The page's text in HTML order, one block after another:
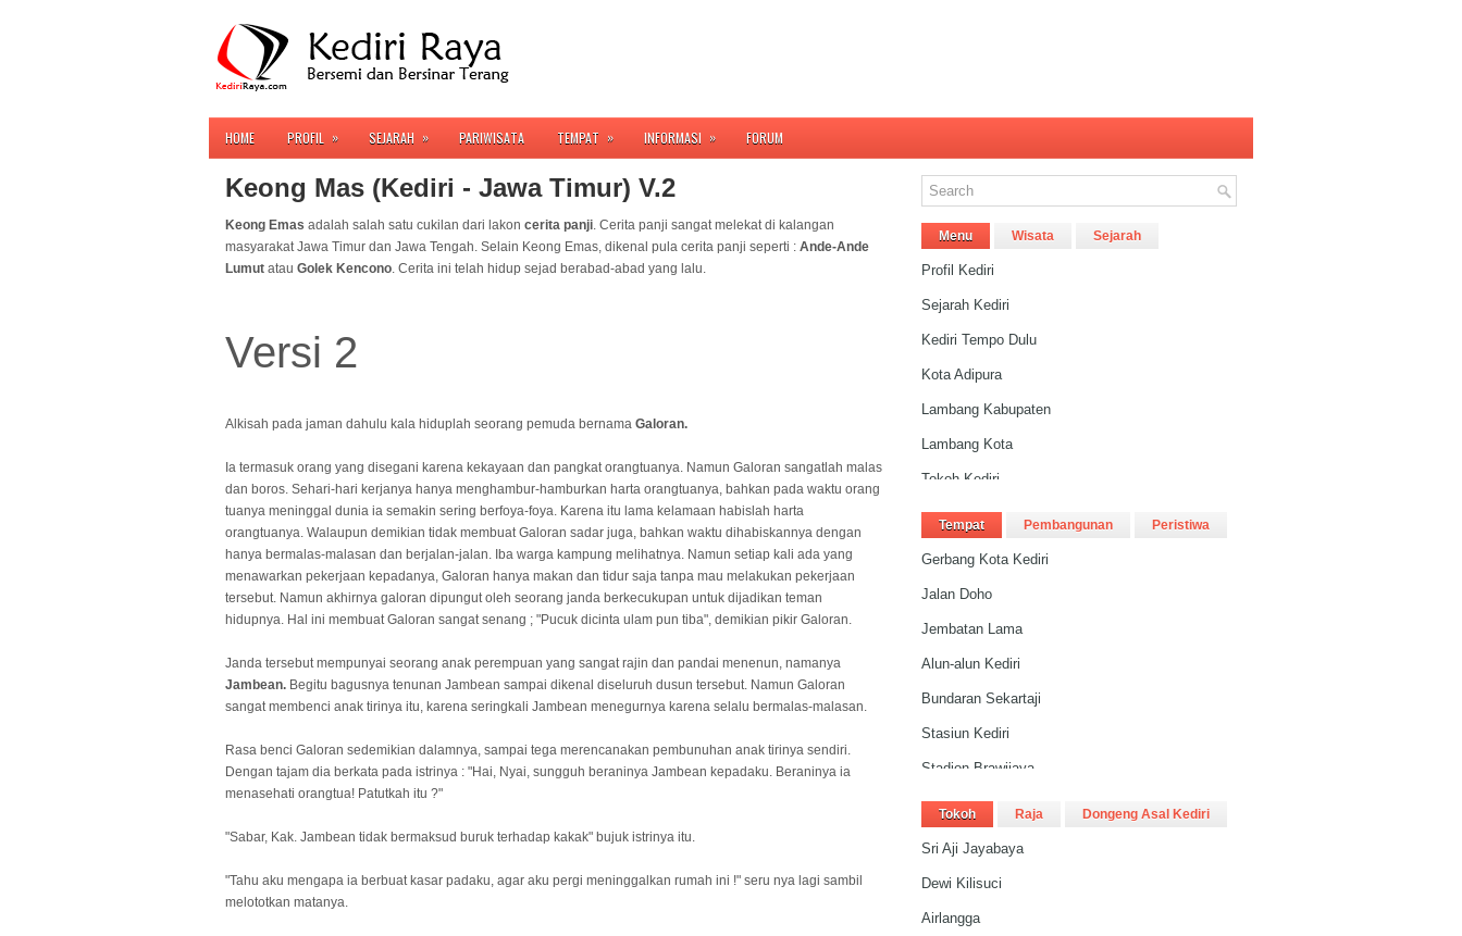
HOME PROFIL » SEJARAH » PARIWISATA TEMPAT » INFORMASI » FORUM
Keong Mas (Kediri - Jawa Timur) V.2
Keong Emas adalah salah satu cukilan dari lakon cerita panji. Cerita panji sangat melekat di kalangan
masyarakat Jawa Timur dan Jawa Tengah. Selain Keong Emas, dikenal pula cerita panji seperti : Ande-Ande
Lumut atau Golek Kencono. Cerita ini telah hidup sejad berabad-abad yang lalu.
Versi 2
Alkisah pada jaman dahulu kala hiduplah seorang pemuda bernama Galoran.
Ia termasuk orang yang disegani karena kekayaan dan pangkat orangtuanya. Namun Galoran sangatlah malas
dan boros. Sehari-hari kerjanya hanya menghambur-hamburkan harta orangtuanya, bahkan pada waktu orang
tuanya meninggal dunia ia semakin sering berfoya-foya. Karena itu lama kelamaan habislah harta
orangtuanya. Walaupun demikian tidak membuat Galoran sadar juga, bahkan waktu dihabiskannya dengan
hanya bermalas-malasan dan berjalan-jalan. Iba warga kampung melihatnya. Namun setiap kali ada yang
menawarkan pekerjaan kepadanya, Galoran hanya makan dan tidur saja tanpa mau melakukan pekerjaan
tersebut. Namun akhirnya galoran dipungut oleh seorang janda berkecukupan untuk dijadikan teman
hidupnya. Hal ini membuat Galoran sangat senang ; "Pucuk dicinta ulam pun tiba", demikian pikir Galoran.
Janda tersebut mempunyai seorang anak perempuan yang sangat rajin dan pandai menenun, namanya
Jambean. Begitu bagusnya tenunan Jambean sampai dikenal diseluruh dusun tersebut. Namun Galoran
sangat membenci anak tirinya itu, karena seringkali Jambean menegurnya karena selalu bermalas-malasan.
Rasa benci Galoran sedemikian dalamnya, sampai tega merencanakan pembunuhan anak tirinya sendiri.
Dengan tajam dia berkata pada istrinya : "Hai, Nyai, sungguh beraninya Jambean kepadaku. Beraninya ia
menasehati orangtua! Patutkah itu ?"
"Sabar, Kak. Jambean tidak bermaksud buruk terhadap kakak" bujuk istrinya itu.
"Tahu aku mengapa ia berbuat kasar padaku, agar aku pergi meninggalkan rumah ini !" seru nya lagi sambil
melototkan matanya.
Menu Wisata Sejarah
Profil Kediri
Sejarah Kediri
Kediri Tempo Dulu
Kota Adipura
Lambang Kabupaten
Lambang Kota
Tokoh Kediri
Persik Kediri
Tempat Pembangunan Peristiwa
Gerbang Kota Kediri
Jalan Doho
Jembatan Lama
Alun-alun Kediri
Bundaran Sekartaji
Stasiun Kediri
Stadion Brawijaya
GOR Joyoboyo
Tokoh Raja Dongeng Asal Kediri
Sri Aji Jayabaya
Dewi Kilisuci
Airlangga